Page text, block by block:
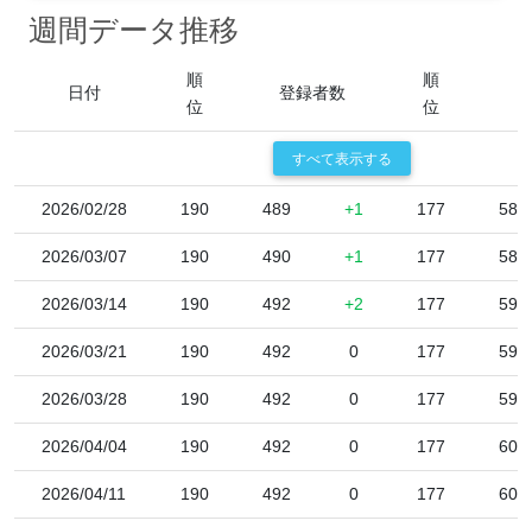
週間データ推移
日付
順
位
登録者数
順
位
すべて表示する
2026/02/28 190 489 +1 177
2026/03/07 190 490 +1 177
2026/03/14 190 492 +2 177
2026/03/21 190 492 0 177
2026/03/28 190 492 0 177
2026/04/04 190 492 0 177
2026/04/11 190 492 0 177